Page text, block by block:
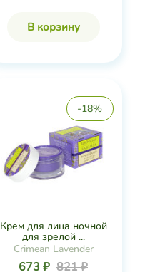
В корзину
-18%
Крем для лица ночной
для зрелой ...
Crimean Lavender
673 ₽ 821 ₽